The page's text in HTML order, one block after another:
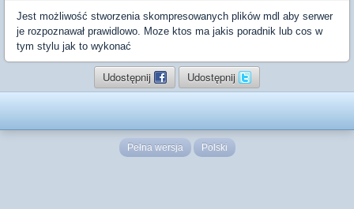
Jest możliwość stworzenia skompresowanych plików mdl aby serwer
je rozpoznawał prawidlowo. Moze ktos ma jakis poradnik lub cos w
tym stylu jak to wykonać
Udostępnij Udostępnij
Pełna wersja Polski